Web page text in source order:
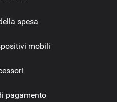
spesa
mobili
pagamento